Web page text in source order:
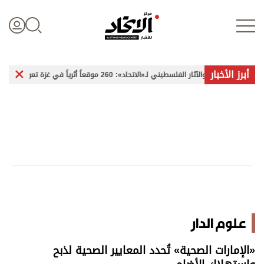
علوم الدار
اقتصاد
أبرز الأخبار
الفلسطيني لـ«الاتحاد»: 260 موقعاً أثرياً في غزة تعرضت للضرر
علوم الدار
«الإمارات الصحية» تُحدد المعايير الصحية لذﺑﺢ